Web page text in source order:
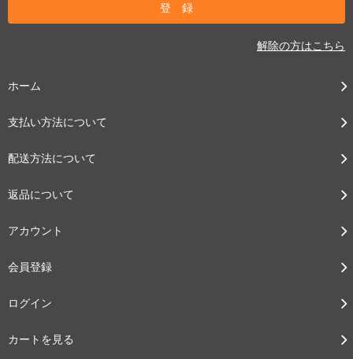
解除の方はこちら
ホーム
支払い方法について
配送方法について
返品について
アカウント
会員登録
ログイン
カートを見る